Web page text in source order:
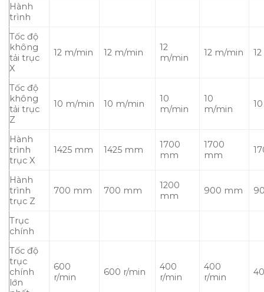
Hành
trình
Tốc độ
không
tải trục
X
12 m/min 12 m/min
12
m/min
12 m/min
Tốc độ
không
tải trục
Z
10 m/min 10 m/min
10
m/min
10
m/min
Hành
trình
trục X
1425 mm 1425 mm
1700
mm
1700
mm
Hành
trình
trục Z
700 mm 700 mm
1200
mm
900 mm
Trục
chính
Tốc độ
trục
chính
lớn
600
r/min
600 r/min
400
r/min
400
r/min